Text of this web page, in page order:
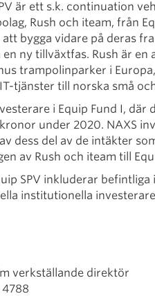
är ett s.k. continuation
Rush och iteam, från
att bygga vidare på deras
ny tillväxtfas. Rush är en
trampolinparker i
tjänster till norska små
i Equip Fund I, där
under 2020. NAXS
dess del av de intäkter
av Rush och iteam till
SPV inkluderar befintliga
institutionella
verkställande direktör
4788